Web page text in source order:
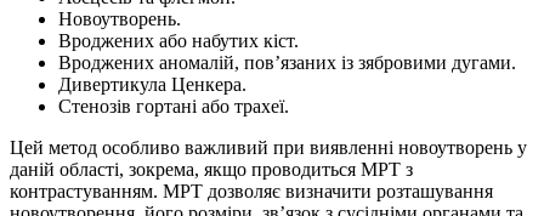
Новоутворень.
Вроджених або набутих кіст.
Вроджених аномалій, пов’язаних із зябровими дугами.
Дивертикула Ценкера.
Стенозів гортані або трахеї.
Цей метод особливо важливий при виявленні новоутворень у
даній області, зокрема, якщо проводиться МРТ з
контрастуванням. МРТ дозволяє визначити розташування